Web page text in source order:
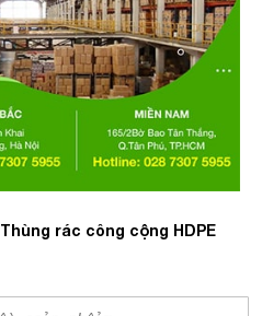
Thùng rác công cộng HDPE